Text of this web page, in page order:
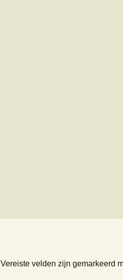
Vereiste velden zijn gemarkeerd